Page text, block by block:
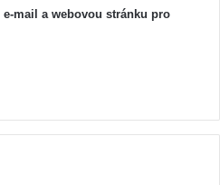
mail a webovou stránku pro